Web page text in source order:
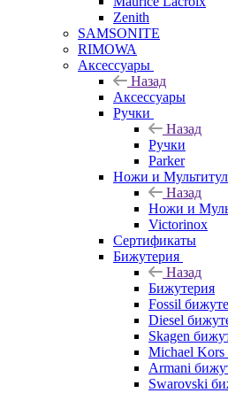
Zenith
SAMSONITE
RIMOWA
Аксессуары
Назад
Аксессуары
Ручки
Назад
Ручки
Parker
Ножи и
Назад
Ножи и
Victorinox
Сертификаты
Бижутерия
Назад
Бижутерия
Fossil
Diesel
Skagen
Michael
Armani
Swarovski